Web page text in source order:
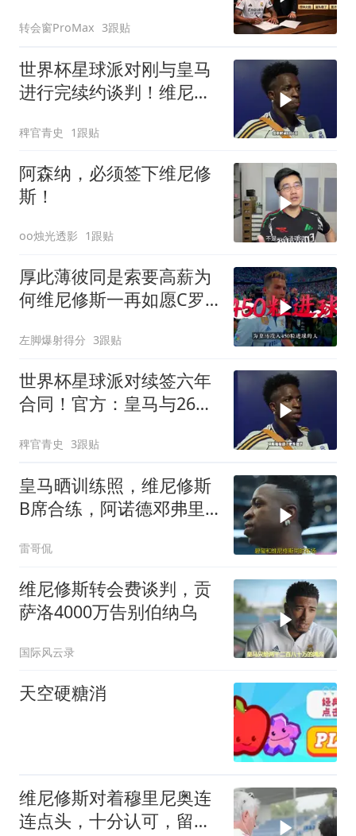
转会窗ProMax 3跟贴
世界杯星球派对刚与皇马
进行完续约谈判！维尼修
帖子和个人简介！维尼修
斯
稗官青史 1跟贴
阿森纳，必须签下维尼修
斯！
oo烛光透影 1跟贴
厚此薄彼同是索要高薪为
何维尼修斯一再如愿C罗
左脚爆射得分 3跟贴
世界杯星球派对续签六年
合同！官方：皇马与26岁
同至2032年！维尼修斯续
约
稗官青史 3跟贴
皇马晒训练照，维尼修斯
B席合练，阿诺德邓弗里
雷哥侃
维尼修斯转会费谈判，贡
萨洛4000万告别伯纳乌
国际风云录
天空硬糖消
维尼修斯对着穆里尼奥连
连点头，十分认可，留队